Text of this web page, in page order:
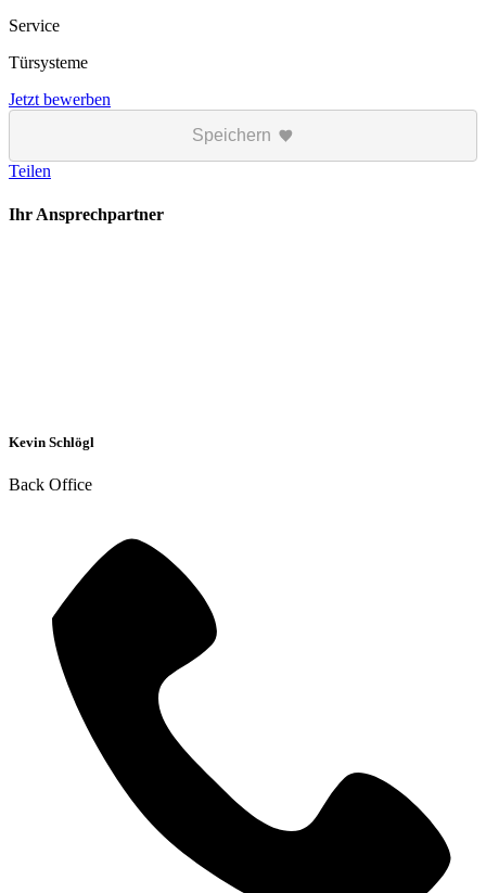
Service
Türsysteme
Jetzt bewerben
Speichern
Teilen
Ihr Ansprechpartner
Kevin Schlögl
Back Office